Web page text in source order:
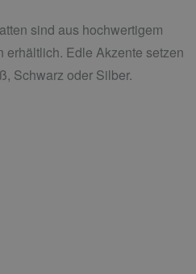
sind aus hochwertigem
erhältlich. Edle Akzente setzen
Schwarz oder Silber.